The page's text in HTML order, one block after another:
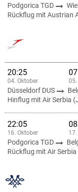
Podgorica TGD
Rückflug mit Austrian
20:25
04. Oktober 05.
Düsseldorf DUS
Hinflug mit Air Serbia
22:05
16. Oktober
Podgorica TGD
Rückflug mit Air